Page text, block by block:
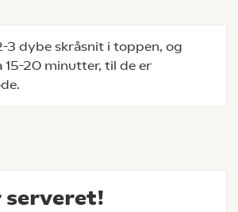
3 dybe skråsnit i toppen, og
15-20 minutter, til de er
serveret!